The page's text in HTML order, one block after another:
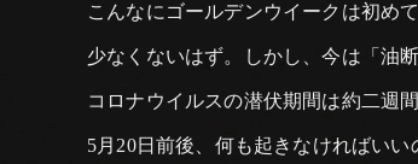
こんなにゴールデンウイークは初め
少なくないはず。しかし、今は「油
コロナウイルスの潜伏期間は約二週間
5月20日前後、何も起きなければい